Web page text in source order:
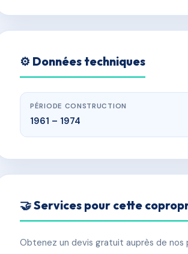
⚙️ Données techniques
PÉRIODE CONSTRUCTION
1961 – 1974
🤝 Services pour cette
Obtenez un devis gratuit auprès de nos